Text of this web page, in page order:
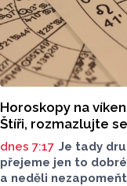
Horoskopy na
Štíři, rozmazlujte
dnes 7:17 Je tady
přejeme jen to
a neděli